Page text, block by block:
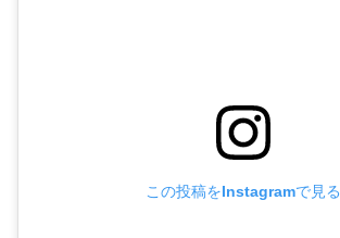
この投稿をInstagramで見る